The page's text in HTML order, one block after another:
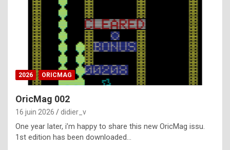
y
d
i
ff
i
l
t
2026 ORICMAG
OricMag 002
16 juin 2026 didier_v
One year later, i’m happy to share this new OricMag issu.
1st edition has been downloaded…